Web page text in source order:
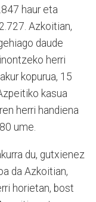
haur eta
Azkoitian,
daude
herri
kopurua, 15
kasua
herri handiena
ume.
du, gutxienez
da Azkoitian,
horietan, bost